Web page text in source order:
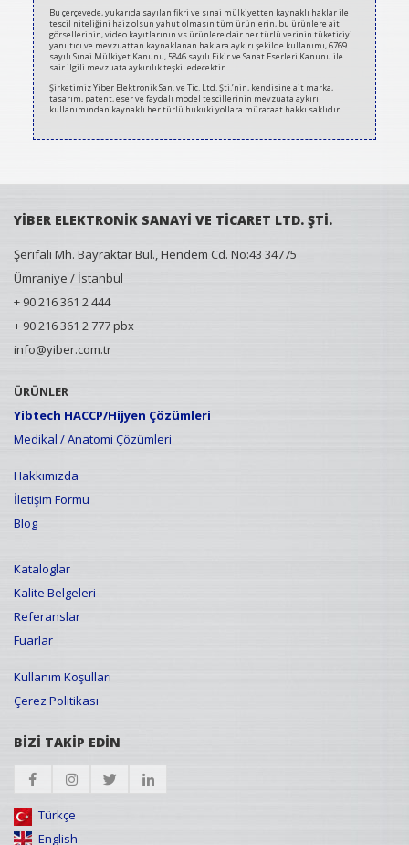
Bu çerçevede, yukarıda sayılan fikri ve sınai mülkiyetten kaynaklı haklar ile
tescil niteliğini haiz olsun yahut olmasın tüm ürünlerin, bu ürünlere ait
görsellerinin, video kayıtlarının vs ürünlere dair her türlü verinin tüketiciyi
yanıltıcı ve mevzuattan kaynaklanan haklara aykırı şekilde kullanımı, 6769
sayılı Sınai Mülkiyet Kanunu, 5846 sayılı Fikir ve Sanat Eserleri Kanunu ile
sair ilgili mevzuata aykırılık teşkil edecektir.
Şirketimiz Yiber Elektronik San. ve Tic. Ltd. Şti.’nin, kendisine ait marka,
tasarım, patent, eser ve faydalı model tescillerinin mevzuata aykırı
kullanımından kaynaklı her türlü hukuki yollara müracaat hakkı saklıdır.
YİBER ELEKTRONİK SANAYİ VE TİCARET LTD. ŞTİ.
Şerifali Mh. Bayraktar Bul., Hendem Cd. No:43 34775
Ümraniye / İstanbul
+ 90 216 361 2 444
+ 90 216 361 2 777 pbx
info@yiber.com.tr
ÜRÜNLER
Yibtech HACCP/Hijyen Çözümleri
Medikal / Anatomi Çözümleri
Hakkımızda
İletişim Formu
Blog
Kataloglar
Kalite Belgeleri
Referanslar
Fuarlar
Kullanım Koşulları
Çerez Politikası
BİZİ TAKİP EDİN
Türkçe
English